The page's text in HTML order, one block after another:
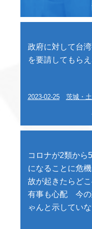
政府に対して台
を要請してもら
2023-02-25 茨城・
コロナが2類から
になることに危
故が起きたらど
有事も心配 今の
ゃんと示してい